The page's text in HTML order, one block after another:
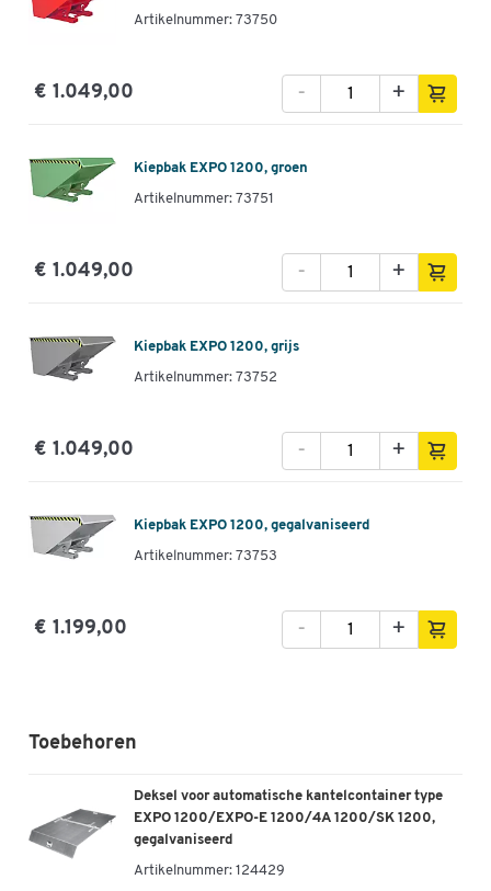
Artikelnummer: 73750
€ 1.049,00 +
-
Kiepbak EXPO 1200, groen
Artikelnummer: 73751
€ 1.049,00 +
-
Kiepbak EXPO 1200, grijs
Artikelnummer: 73752
€ 1.049,00 +
-
Kiepbak EXPO 1200, gegalvaniseerd
Artikelnummer: 73753
€ 1.199,00 +
-
Toebehoren
Deksel voor automatische kantelcontainer type
EXPO 1200/EXPO-E 1200/4A 1200/SK 1200,
gegalvaniseerd
Artikelnummer: 124429